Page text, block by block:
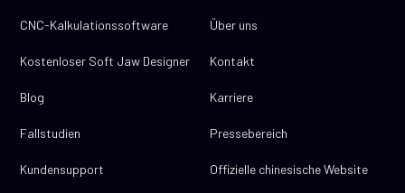
CNC-Kalkulationssoftware
Kostenloser Soft Jaw Designer
Blog
Fallstudien
Kundensupport
Über uns
Kontakt
Karriere
Pressebereich
Offizielle chinesische Website